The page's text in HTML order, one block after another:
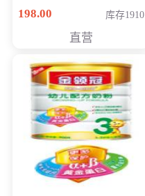
198.00
库存1910
直营